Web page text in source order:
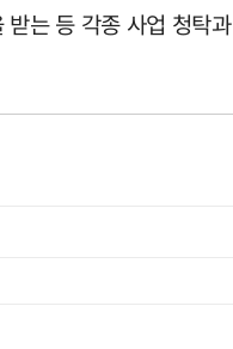
는 등 각종 사업 청탁